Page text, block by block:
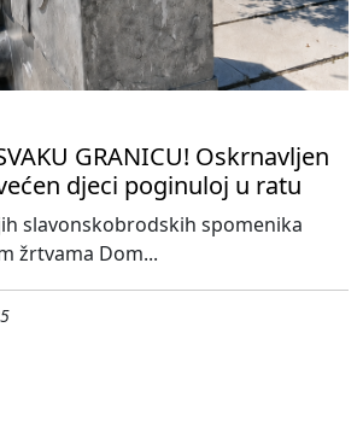
GRANICU! Oskrnavljen
djeci poginuloj u ratu
slavonskobrodskih spomenika
žrtvama Dom...